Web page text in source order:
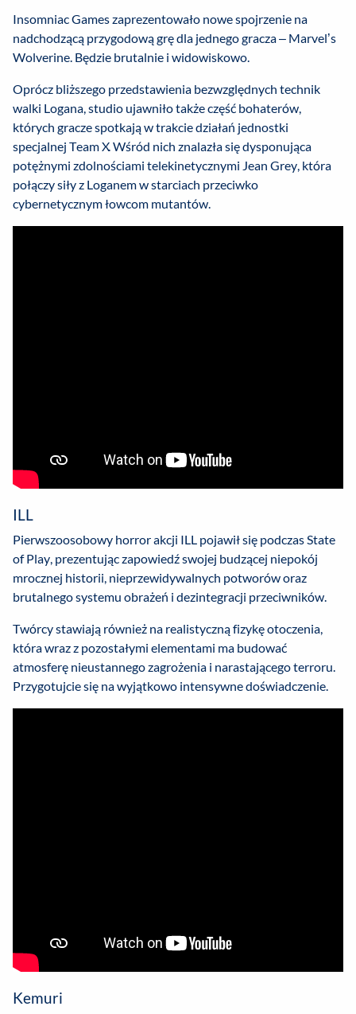
Insomniac Games zaprezentowało nowe spojrzenie na
nadchodzącą przygodową grę dla jednego gracza – Marvel’s
Wolverine. Będzie brutalnie i widowiskowo.
Oprócz bliższego przedstawienia bezwzględnych technik
walki Logana, studio ujawniło także część bohaterów,
których gracze spotkają w trakcie działań jednostki
specjalnej Team X. Wśród nich znalazła się dysponująca
potężnymi zdolnościami telekinetycznymi Jean Grey, która
połączy siły z Loganem w starciach przeciwko
cybernetycznym łowcom mutantów.
ILL
Pierwszoosobowy horror akcji ILL pojawił się podczas State
of Play, prezentując zapowiedź swojej budzącej niepokój
mrocznej historii, nieprzewidywalnych potworów oraz
brutalnego systemu obrażeń i dezintegracji przeciwników.
Twórcy stawiają również na realistyczną fizykę otoczenia,
która wraz z pozostałymi elementami ma budować
atmosferę nieustannego zagrożenia i narastającego terroru.
Przygotujcie się na wyjątkowo intensywne doświadczenie.
Kemuri